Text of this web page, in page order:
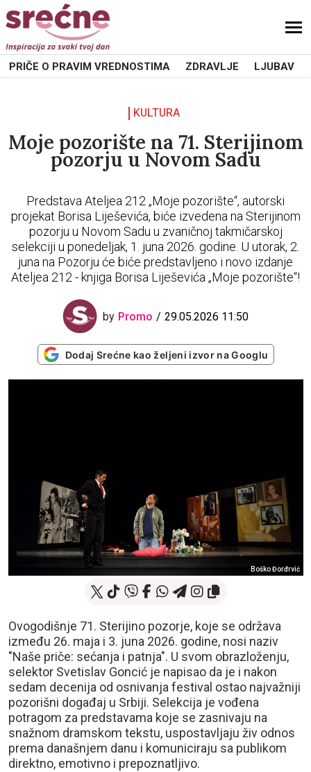
sdf
PRIČE O PRAVIM VREDNOSTIMA ZDRAVLJE LJUBAV
KULTURA
Moje pozorište na 71. Sterijinom
pozorju u Novom Sadu
Predstava Ateljea 212 „Moje pozorište“, autorski
projekat Borisa Liješevića, biće izvedena na Sterijinom
pozorju u Novom Sadu u zvaničnoj takmičarskoj
selekciji u ponedeljak, 1. juna 2026. godine. U utorak, 2.
juna na Pozorju će biće predstavljeno i novo izdanje
Ateljea 212 - knjiga Borisa Liješevića „Moje pozorište“!
by Promo 29.05.2026 11:50
Dodaj Srećne kao željeni izvor na Googlu
Boško Đorđrvić
Ovogodišnje 71. Sterijino pozorje, koje se održava
između 26. maja i 3. juna 2026. godine, nosi naziv
"Naše priče: sećanja i patnja". U svom obrazloženju,
selektor Svetislav Goncić je napisao da je i nakon
sedam decenija od osnivanja festival ostao najvažniji
pozorišni događaj u Srbiji. Selekcija je vođena
potragom za predstavama koje se zasnivaju na
snažnom dramskom tekstu, uspostavljaju živ odnos
prema današnjem danu i komuniciraju sa publikom
direktno, emotivno i prepoznatljivo.